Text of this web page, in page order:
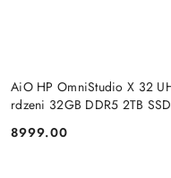
AiO HP OmniStudio X 32
rdzeni 32GB DDR5 2TB
Cena:
8999.00